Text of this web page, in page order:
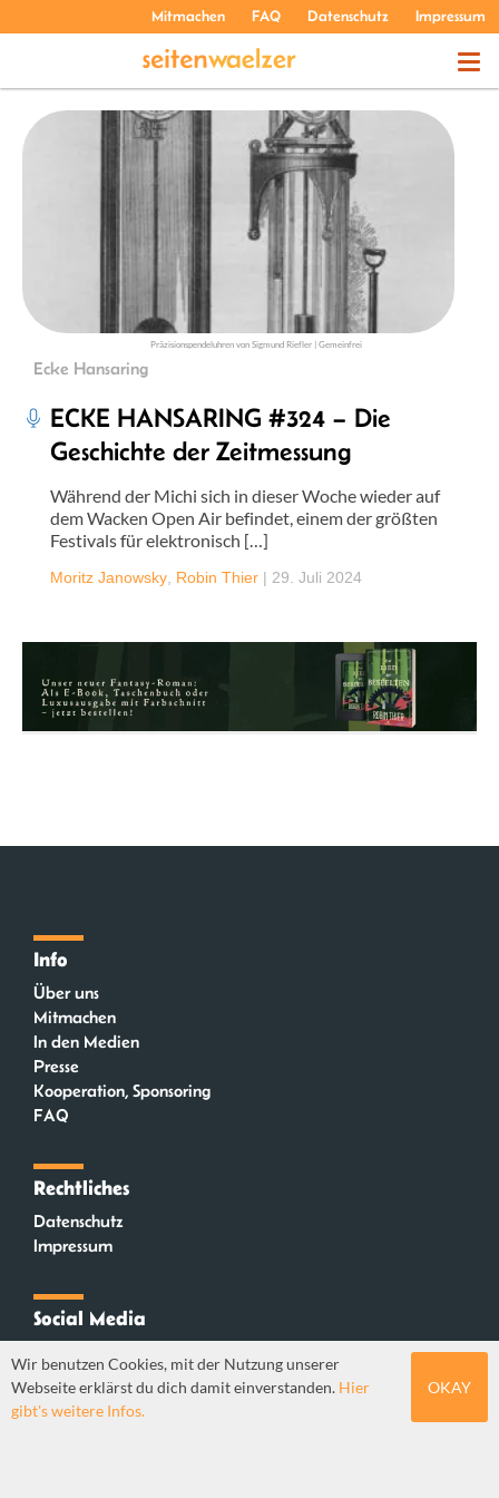
Mitmachen FAQ Datenschutz Impressum
THEMEN
PODCASTS
ÜBER UNS
Präzisionspendeluhren von Sigmund Riefler | Gemeinfrei
Ecke Hansaring
ECKE HANSARING #324 – Die
Geschichte der Zeitmessung
Während der Michi sich in dieser Woche wieder auf
dem Wacken Open Air befindet, einem der größten
Festivals für elektronisch […]
Moritz Janowsky Robin Thier | 29. Juli 2024
Info
Über uns
Mitmachen
In den Medien
Presse
Kooperation, Sponsoring
FAQ
Rechtliches
Datenschutz
Impressum
Social Media
Mastodon
Wir benutzen Cookies, mit der Nutzung unserer
Webseite erklärst du dich damit einverstanden. Hier
gibt's weitere Infos.
OKAY